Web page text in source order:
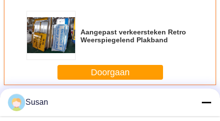
Aangepast verkeersteken Retro
Weerspiegelend Plakband
Doorgaan
Meer
Hoge Intensiteit het Prismatische Weerspiegelende
Afdekken
Susan